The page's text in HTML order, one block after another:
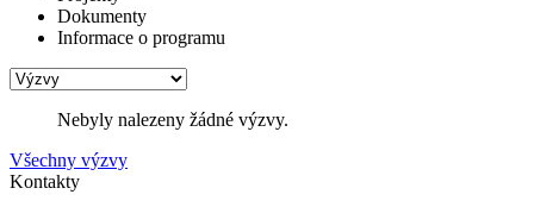
Dokumenty
Informace o programu
Nebyly nalezeny žádné výzvy.
Všechny výzvy
Kontakty